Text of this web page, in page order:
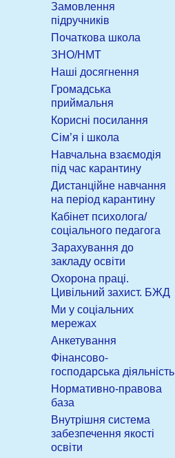
Замовлення
підручників
Початкова школа
ЗНО/НМТ
Наші досягнення
Громадська
приймальня
Корисні посилання
Сім’я і школа
Навчальна взаємодія
під час карантину
Дистанційне навчання
на період карантину
Кабінет психолога/
соціального педагога
Зарахування до
закладу освіти
Охорона праці.
Цивільний захист. БЖД
Ми у соціальних
мережах
Анкетування
Фінансово-
господарська діяльність
Нормативно-правова
база
Внутрішня система
забезпечення якості
освіти